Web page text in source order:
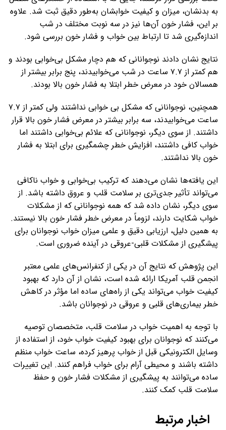
به بدنشان، میزان و کیفیت خوابشان به‌طور دقیق ثبت شد. علاوه
بر این، فشار خون آن‌ها نیز در سه نوبت مختلف در شب
اندازه‌گیری شد تا ارتباط بین خواب و فشار خون بررسی شود.
نتایج نشان دادند نوجوانانی که هم دچار مشکل بی‌خوابی بودند و
هم کمتر از ۷.۷ ساعت در شب می‌خوابیدند، پنج برابر بیشتر از
همسالان خود در معرض خطر ابتلا به فشار خون بالا بودند.
همچنین، نوجوانانی که مشکل بی خوابی نداشتند ولی کمتر از ۷.۷
ساعت می‌خوابیدند، سه برابر بیشتر در معرض فشار خون بالا قرار
داشتند. از سوی دیگر، نوجوانانی که علائم بی‌خوابی داشتند اما
خواب کافی داشتند، افزایش خطر چشمگیری برای ابتلا به فشار
خون بالا نداشتند.
این یافته‌ها نشان می‌دهند که ترکیب بی‌خوابی و خواب ناکافی
می‌تواند تأثیر جدی‌تری بر سلامت قلب و عروق داشته باشد. از
سوی دیگر، نشان داده شد که همه نوجوانانی که از مشکلات
خواب شکایت دارند، لزوماً در معرض خطر فشار خون بالا نیستند.
به همین دلیل، ارزیابی دقیق و علمی میزان خواب نوجوانان برای
پیشگیری از مشکلات قلبی-عروقی در آینده ضروری است.
این پژوهش که نتایج آن در یکی از کنفرانس‌های علمی معتبر
انجمن قلب آمریکا ارائه شده است، نشان از آن دارد که بهبود
کیفیت خواب می‌تواند یکی از راه‌های ساده اما مؤثر در کاهش
خطر بیماری‌های قلبی و عروقی در نوجوانان باشد.
با توجه به اهمیت خواب در سلامت قلب، متخصصان توصیه
می‌کنند که نوجوانان برای بهبود کیفیت خواب خود، از استفاده از
وسایل الکترونیکی قبل از خواب پرهیز کرده، ساعت خواب منظم
داشته باشند و محیطی آرام برای خواب فراهم کنند. این تغییرات
ساده می‌توانند به پیشگیری از مشکلات فشار خون و حفظ
سلامت قلب کمک کنند.
اخبار مرتبط